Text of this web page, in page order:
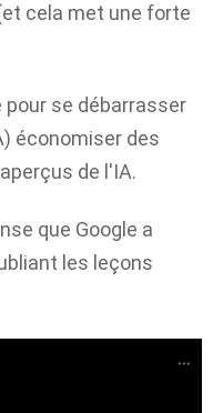
cela met une forte
se débarrasser
économiser des
de l'IA.
que Google a
les leçons